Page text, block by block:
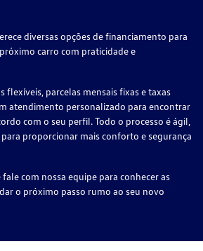
diversas opções de financiamento para
carro com praticidade e
flexíveis, parcelas mensais fixas e taxas
atendimento personalizado para encontrar
com o seu perfil. Todo o processo é ágil,
proporcionar mais conforto e segurança
com nossa equipe para conhecer as
o próximo passo rumo ao seu novo